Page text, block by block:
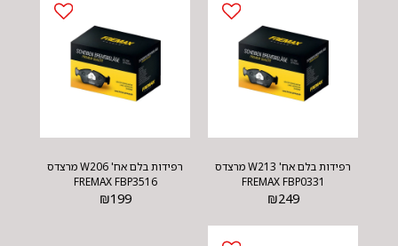
רפידות בלם אח' W213 מרצדס
FREMAX FBP0331
₪249
רפידות בלם אח' W206 מרצדס
FREMAX FBP3516
₪199